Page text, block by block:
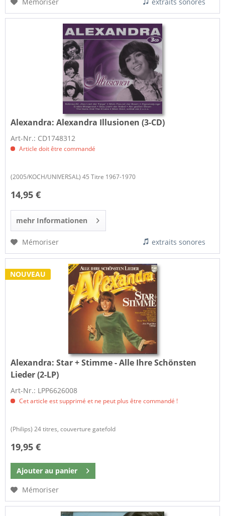
Alexandra:Alexandra Illusionen (3-CD)
Art-Nr.: CD1748312
Article doit être commandé
(2005/KOCH/UNIVERSAL) 45 Titre 1967-1970
14,95 €
mehr Informationen
Mémoriser extraits sonores
NOUVEAU
Alexandra:Star + Stimme - Alle Ihre Schönsten
Lieder (2-LP)
Art-Nr.: LPP6626008
Cet article est supprimé et ne peut plus être commandé !
(Philips) 24 titres, couverture gatefold
19,95 €
Ajouter au panier
Mémoriser